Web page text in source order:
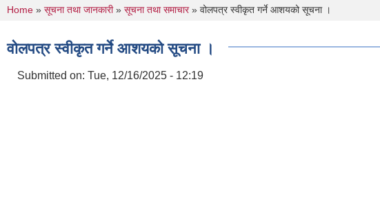
You are here
Home » सूचना तथा जानकारी» सूचना तथा समाचार» वोलपत्र स्वीकृत गर्ने आशयको सूचना ।
वोलपत्र स्वीकृत गर्ने आशयको सूचना ।
Submitted on: Tue, 12/16/2025 - 12:19